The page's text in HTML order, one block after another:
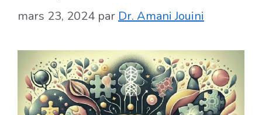
mars 23, 2024 par Dr. Amani Jouini